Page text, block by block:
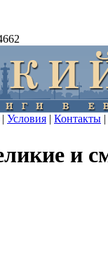
| Условия | Контакты |
и